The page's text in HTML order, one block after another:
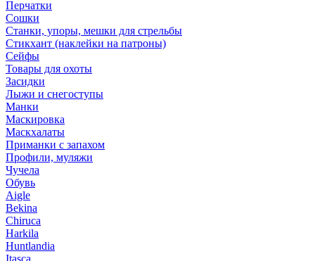
Перчатки
Сошки
Станки, упоры, мешки для стрельбы
Стикхант (наклейки на патроны)
Сейфы
Товары для охоты
Засидки
Лыжи и снегоступы
Манки
Маскировка
Маскхалаты
Приманки с запахом
Профили, муляжи
Чучела
Обувь
Aigle
Bekina
Chiruсa
Harkila
Huntlandia
Itasca